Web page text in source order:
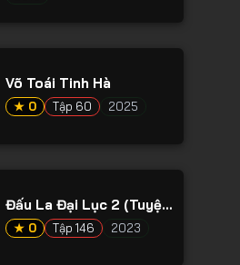
Võ Toái Tinh Hà
★ 0 Tập 60 2025
Đấu La Đại Lục 2 (Tuyệt
Thế Đường Môn)
★ 0 Tập 146 2023